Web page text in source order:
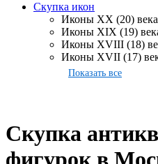
Скупка икон
Иконы XX (20) века
Иконы XIX (19)
Иконы XVIII (18)
Иконы XVII (17)
Показать все
Скупка